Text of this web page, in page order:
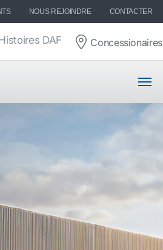
NOUS REJOINDRE CONTACTER
DAF Concessionaires